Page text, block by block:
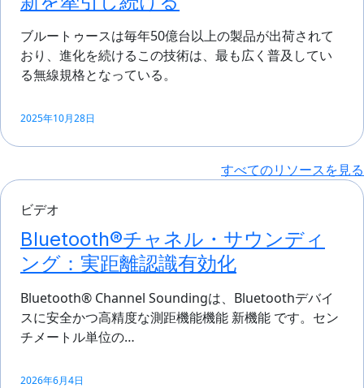
ブルートゥースは毎年50億台以上の製品が出荷されて
おり、進化を続けるこの技術は、最も広く普及してい
る無線規格となっている。
2025年10月28日
すべてのリソースを見る
ビデオ
Bluetooth®チャネル・サウンディ
ング：実距離認識有効化
Bluetooth® Channel Soundingは、Bluetoothデバイ
スに安全かつ高精度な測距機能機能 新機能 です。セン
チメートル単位の…
2026年6月4日